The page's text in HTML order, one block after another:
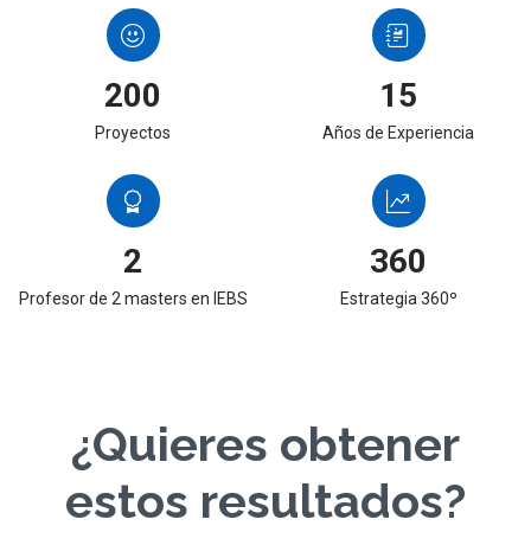
200
Proyectos
15
Años de Experiencia
2
Profesor de 2 masters en IEBS
360
Estrategia 360º
¿Quieres obtener
estos resultados?